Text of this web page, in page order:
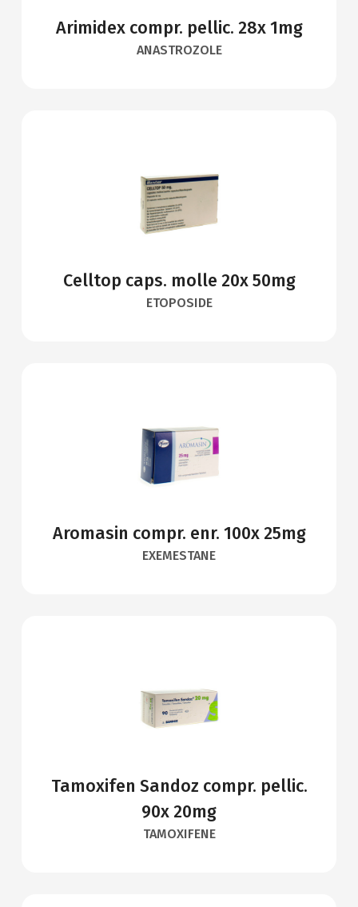
Arimidex compr. pellic. 28x 1mg
ANASTROZOLE
Celltop caps. molle 20x 50mg
ETOPOSIDE
Aromasin compr. enr. 100x 25mg
EXEMESTANE
Tamoxifen Sandoz compr. pellic.
90x 20mg
TAMOXIFENE